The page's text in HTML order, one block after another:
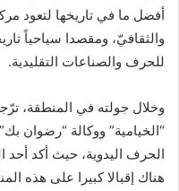
أفضل ما في تاريخها لتعود
والثقافيّ، ومقصدا سياحياً
للحرف والصناعات التقليدية.
وخلال جولته في المنطقة،
“الخيامية” ووكالة “رضوان
الحرف اليدوية، حيث أكد أحد
هناك إقبالا كبيرا على هذه